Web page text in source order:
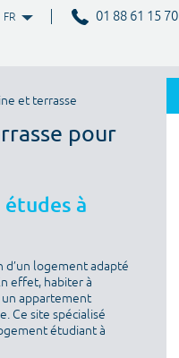
FR 01 88 61 15 70
et terrasse
pour
à
d’un logement adapté
effet, habiter à
appartement
Ce site spécialisé
étudiant à